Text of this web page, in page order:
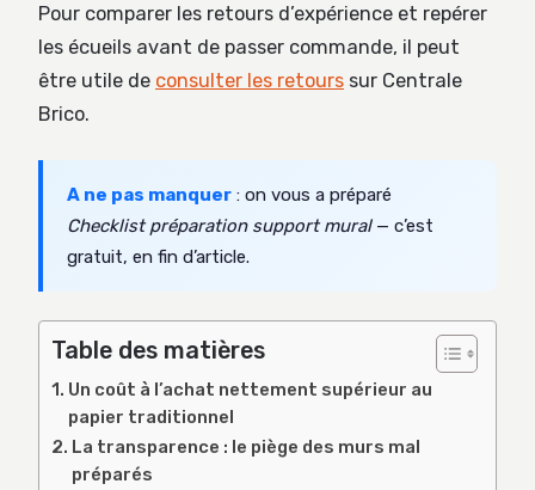
Pour comparer les retours d’expérience et repérer
les écueils avant de passer commande, il peut
être utile de consulter les retours sur Centrale
Brico.
A ne pas manquer : on vous a préparé
Checklist préparation support mural— c’est
gratuit, en fin d’article.
Table des matières
Un coût à l’achat nettement supérieur au
papier traditionnel
La transparence : le piège des murs mal
préparés